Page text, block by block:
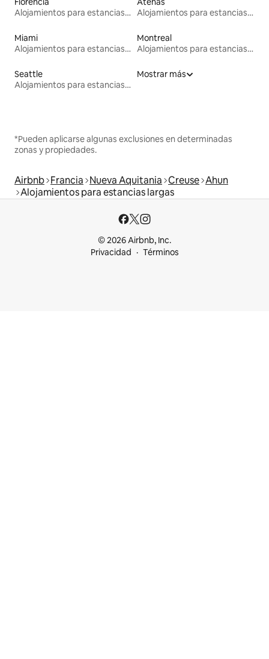
Alojamientos para estancias largas
Alojamientos para estancias largas
Miami
Alojamientos para estancias largas
Montreal
Alojamientos para estancias largas
Seattle
Alojamientos para estancias largas
Mostrar más
*Pueden aplicarse algunas exclusiones en determinadas
zonas y propiedades.
Airbnb Francia Nueva Aquitania Creuse Ahun
Alojamientos para estancias largas
© 2026 Airbnb, Inc.
Privacidad
Términos